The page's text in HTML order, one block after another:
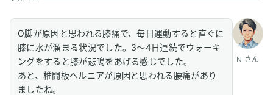
7 Q7. 同じお悩みを抱えている方へのアドバイス
まとめ：水素吸入で膝痛・腰痛がなくなり1日中エネル
ギッシュに
N さん
O脚が原因と思われる膝痛で、毎日運動すると直ぐに
膝に水が溜まる状況でした。3〜4日連続でウォーキ
ングをすると膝が悲鳴をあげる感じでした。
あと、椎間板ヘルニアが原因と思われる腰痛があり
ましたね。